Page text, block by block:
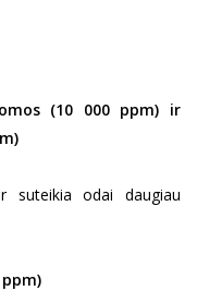
(10 000 ppm) ir
suteikia odai daugiau